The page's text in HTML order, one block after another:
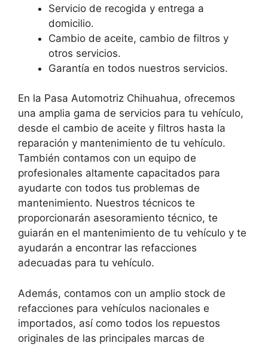
Servicio de recogida y entrega a
domicilio.
Cambio de aceite, cambio de filtros y
otros servicios.
Garantía en todos nuestros servicios.
En la Pasa Automotriz Chihuahua, ofrecemos
una amplia gama de servicios para tu vehículo,
desde el cambio de aceite y filtros hasta la
reparación y mantenimiento de tu vehículo.
También contamos con un equipo de
profesionales altamente capacitados para
ayudarte con todos tus problemas de
mantenimiento. Nuestros técnicos te
proporcionarán asesoramiento técnico, te
guiarán en el mantenimiento de tu vehículo y te
ayudarán a encontrar las refacciones
adecuadas para tu vehículo.
Además, contamos con un amplio stock de
refacciones para vehículos nacionales e
importados, así como todos los repuestos
originales de las principales marcas de